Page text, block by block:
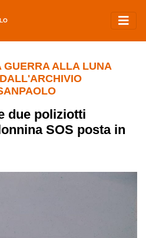
GUERRA ALLA LUNA
due poliziotti
SOS posta in